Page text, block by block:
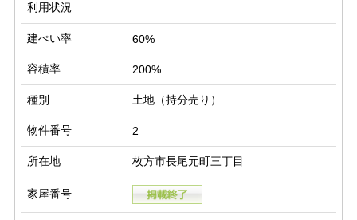
利用状況
建ぺい率 60%
容積率 200%
種別 土地（持分売り）
物件番号 2
所在地 枚方市長尾元町三丁目
家屋番号